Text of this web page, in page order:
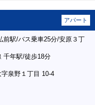
アパート
前駅/バス乗車25分/安原３丁
千年駅/徒歩18分
泉野１丁目 10-4